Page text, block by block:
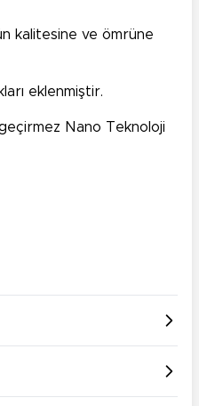
kalitesine ve ömrüne
eklenmiştir.
Nano Teknoloji